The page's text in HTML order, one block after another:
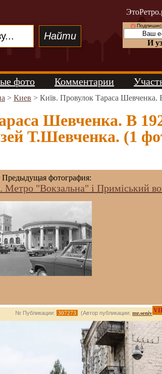
(!)
И
фото Комментарии
> Киев > Київ. Провулок Тараса Шевченка.
Шевченка. В
Т.Шевченка. (1
Предыдущая фотография:
Метро "Вокзальна" і Приміський
№ Публикации: 307273 (Автор публикации: mr.seniv